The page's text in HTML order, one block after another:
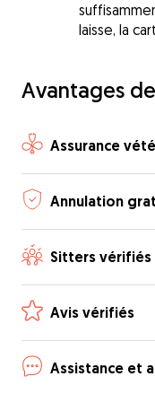
laisse, la
Avantages
Assurance
Annulation
Sitters vérifiés
Avis vérifiés
Assistance et